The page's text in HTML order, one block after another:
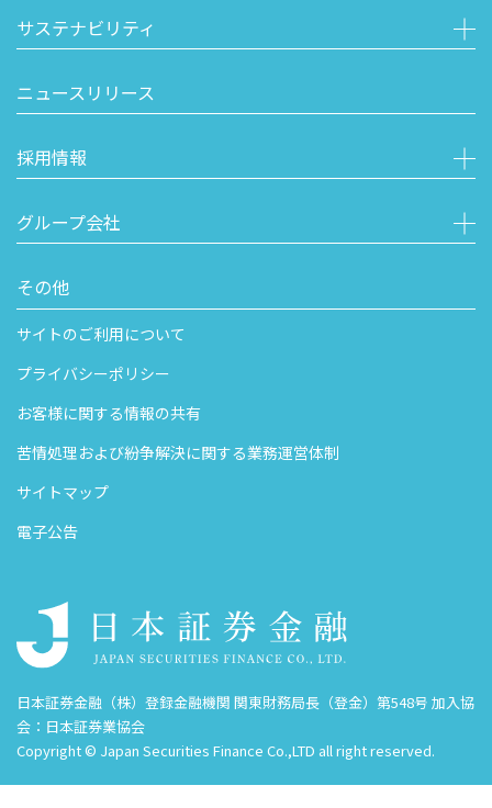
サステナビリティ
ニュースリリース
採用情報
グループ会社
その他
サイトのご利用について
プライバシーポリシー
お客様に関する情報の共有
苦情処理および紛争解決に関する業務運営体制
サイトマップ
電子公告
日本証券金融（株）登録金融機関 関東財務局長（登金）第548号 加入協
会：日本証券業協会
Copyright © Japan Securities Finance Co.,LTD all right reserved.